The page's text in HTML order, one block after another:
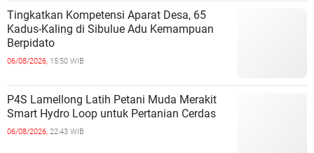
Tingkatkan Kompetensi Aparat Desa, 65
Kadus-Kaling di Sibulue Adu Kemampuan
Berpidato
06/08/2026, 15:50 WIB
P4S Lamellong Latih Petani Muda Merakit
Smart Hydro Loop untuk Pertanian Cerdas
06/08/2026, 22:43 WIB